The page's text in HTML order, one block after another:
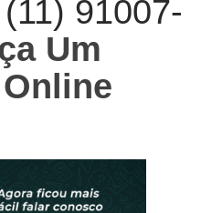
(11) 91007-
Um